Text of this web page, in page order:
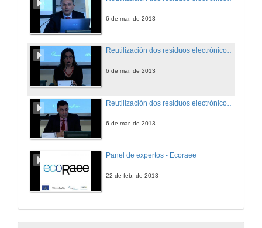
6 de mar. de 2013
Reutilización dos residuos electrónicos frente á reciclaxe
6 de mar. de 2013
6 de mar. de 2013
Panel de expertos - Ecoraee
22 de feb. de 2013